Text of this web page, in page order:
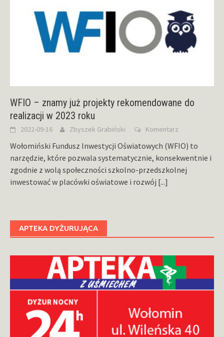
WFIO – znamy już projekty rekomendowane do
realizacji w 2023 roku
2022-09-16 Zbyszek Grabiński Komentarz
Wołomiński Fundusz Inwestycji Oświatowych (WFIO) to
narzędzie, które pozwala systematycznie, konsekwentnie i
zgodnie z wolą społeczności szkolno-przedszkolnej
inwestować w placówki oświatowe i rozwój [...]
APTEKA DYŻURUJĄCA